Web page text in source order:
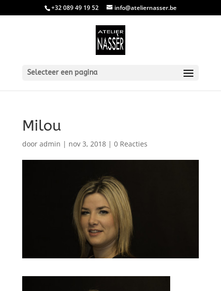
+32 089 49 19 52 info@ateliernasser.be
Selecteer een pagina
Milou
door admin | nov 3, 2018| 0 Reacties